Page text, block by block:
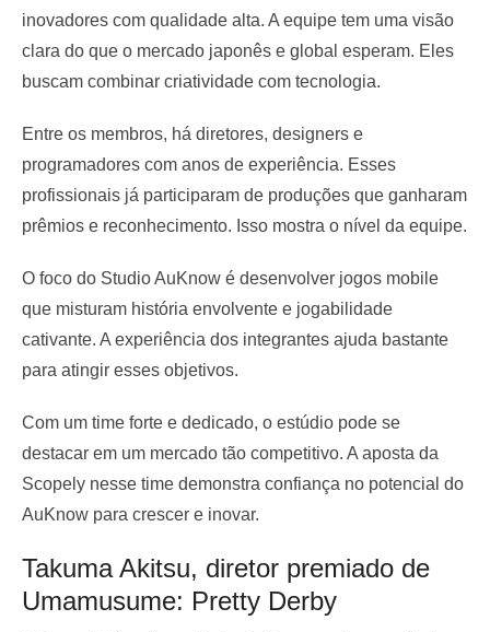
inovadores com qualidade alta. A equipe tem uma visão
clara do que o mercado japonês e global esperam. Eles
buscam combinar criatividade com tecnologia.
Entre os membros, há diretores, designers e
programadores com anos de experiência. Esses
profissionais já participaram de produções que ganharam
prêmios e reconhecimento. Isso mostra o nível da equipe.
O foco do Studio AuKnow é desenvolver jogos mobile
que misturam história envolvente e jogabilidade
cativante. A experiência dos integrantes ajuda bastante
para atingir esses objetivos.
Com um time forte e dedicado, o estúdio pode se
destacar em um mercado tão competitivo. A aposta da
Scopely nesse time demonstra confiança no potencial do
AuKnow para crescer e inovar.
Takuma Akitsu, diretor premiado de
Umamusume: Pretty Derby